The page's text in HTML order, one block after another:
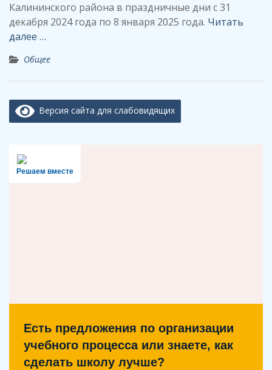
Калининского района в праздничные дни с 31
декабря 2024 года по 8 января 2025 года. Читать
далее …
Общее
Версия сайта для слабовидящих
Решаем вместе
Есть предложения по организации
учебного процесса или знаете, как
сделать школу лучше?